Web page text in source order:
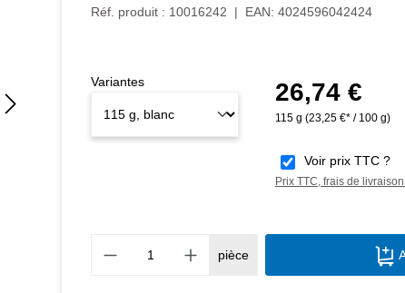
Réf. produit : 10016242 | EAN: 4024596042424
Prix régulier :
26,74 €
115 g (23,25 €* / 100 g)
Voir prix TTC ?
Prix TTC, frais de
Variantes
Quantité de
pièce